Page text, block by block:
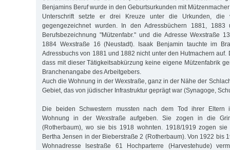
Benjamins Beruf wurde in den Geburtsurkunden mit
Unterschrift setzte er drei Kreuze unter die Urkunden, die
gegengezeichnet wurden. In den Adressbüchern 1881,
Berufsbezeichnung "Mützenfabr." und die Adresse Wexstraße
1884 Wexstraße 16 (Neustadt). Isaak Benjamin tauchte im
Adressbuchs von 1881 und 1882 nicht unter den Hutmachern auf.
dass mit dieser Tätigkeitsabkürzung keine eigene Mützenfabrik
Branchenangabe des Arbeitgebers.
Auch die Wohnung in der Wexstraße, ganz in der Nähe der
Gebiet, das von jüdischer Infrastruktur geprägt war (Synagoge,
Die beiden Schwestern mussten nach dem Tod ihrer Eltern
Wohnung in der Wexstraße aufgeben. Sie zogen in die
(Rotherbaum), wo sie bis 1918 wohnten. 1918/1919 zogen
Bertha Jensen in der Bieberstraße 2 (Rotherbaum). Von 1922 bis
Wohnadresse Isestraße 61 Hochparterre (Harvestehude)